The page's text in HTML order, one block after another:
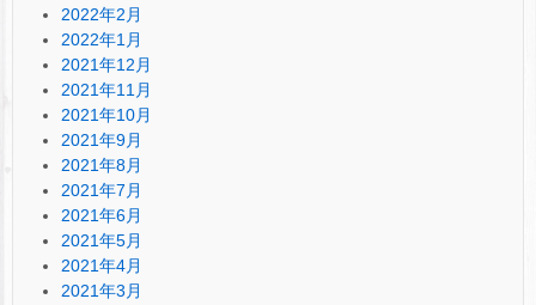
2022年2月
2022年1月
2021年12月
2021年11月
2021年10月
2021年9月
2021年8月
2021年7月
2021年6月
2021年5月
2021年4月
2021年3月